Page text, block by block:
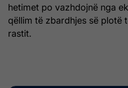
hetimet po vazhdojnë nga
qëllim të zbardhjes së plotë
rastit.